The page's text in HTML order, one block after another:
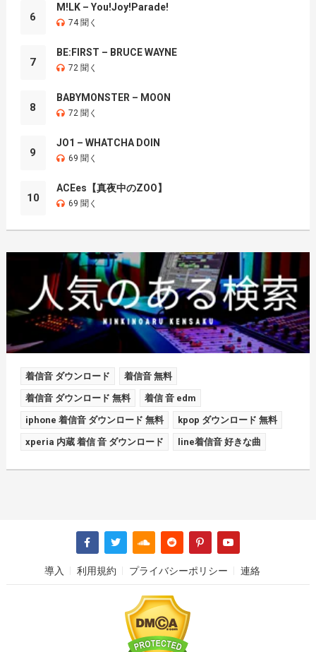
6
M!LK – You!Joy!Parade!
74 聞く
7
BE:FIRST – BRUCE WAYNE
72 聞く
8
BABYMONSTER – MOON
72 聞く
9
JO1 – WHATCHA DOIN
69 聞く
10
ACEes【真夜中のZOO】
69 聞く
着信音 ダウンロード 着信音 無料
着信音 ダウンロード 無料 着信 音 edm
iphone 着信音 ダウンロード 無料 kpop ダウンロード 無料
xperia 内蔵 着信 音 ダウンロード line着信音 好きな曲
導入 利用規約 プライバシーポリシー 連絡